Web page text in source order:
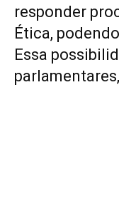
responder
Ética,
Essa